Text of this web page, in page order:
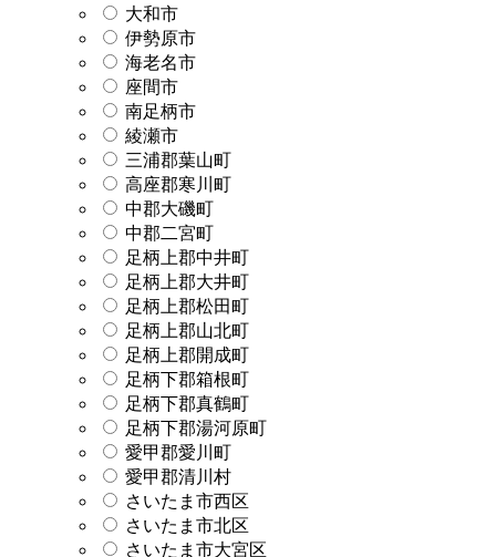
大和市
伊勢原市
海老名市
座間市
南足柄市
綾瀬市
三浦郡葉山町
高座郡寒川町
中郡大磯町
中郡二宮町
足柄上郡中井町
足柄上郡大井町
足柄上郡松田町
足柄上郡山北町
足柄上郡開成町
足柄下郡箱根町
足柄下郡真鶴町
足柄下郡湯河原町
愛甲郡愛川町
愛甲郡清川村
さいたま市西区
さいたま市北区
さいたま市大宮区